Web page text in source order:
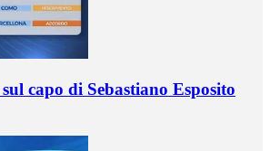
capo di Sebastiano Esposito